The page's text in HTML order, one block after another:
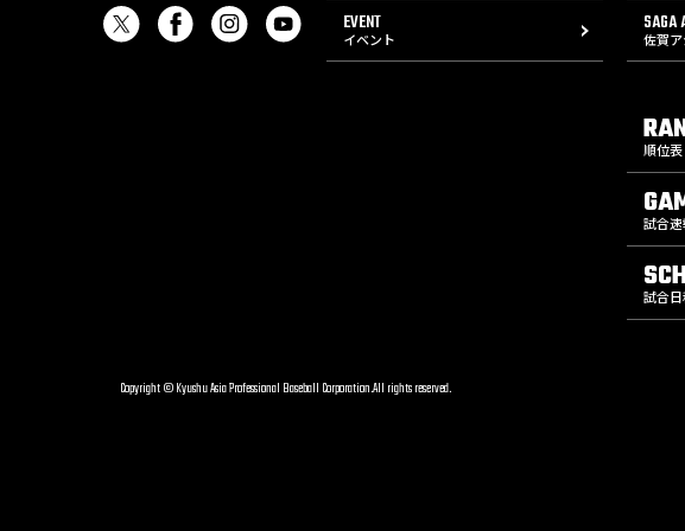
EVENT
イベント
SAGA
佐賀
順位表
試合速
試合
Copyright © Kyushu Asia Professional Baseball Corporation.All rights reserved.